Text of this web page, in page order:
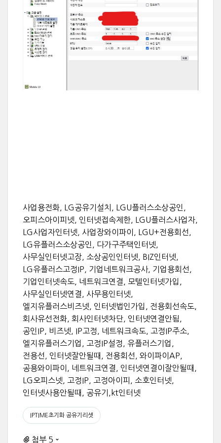
사업용전화, LG공유기설치, LGU플러스소상공인,
오피스아이피넷, 인터넷접속제한, LGU플러스사업자,
LG사업자인터넷, 사업장와이파이, LGU+전용회선,
LG유플러스소상공인, 다가구주택인터넷,
사무실인터넷고장, 소상공인인터넷, BIZ인터넷,
LG유플러스고정IP, 기업네트워크공사, 기업용회선,
기업인터넷속도, 네트워크연결, 모텔인터넷가입,
사무실인터넷연결, 사무용인터넷,
엘지유플러스비즈넷, 인터넷법인가입, 전용회선속도,
회사유선전화, 회사인터넷차단, 인터넷연결안됨,
공인IP, 비즈넷, IP고정, 네트워크속도, 고정IP주소,
엘지유플러스기업, 고정IP설정, 유플러스기업,
전용선, 인터넷잘안될때, 전용회선, 와이파이AP,
공용와이파이, 네트워크연결, 인터넷연결이잘안될때,
LG오피스넷, 고정IP, 고정아이피, 소호인터넷,
인터넷사용안될때, 공유기,kt인터넷
IPTIME초기화 공유기리셋
첨부 5